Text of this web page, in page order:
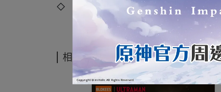
◇ 商品經拆封後，如有任何商品問題，可直接
相關商品